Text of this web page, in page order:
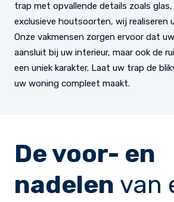
trap met opvallende details zoals
exclusieve houtsoorten, wij realiseren
Onze vakmensen zorgen ervoor dat
aansluit bij uw interieur, maar ook de
een uniek karakter. Laat uw trap de
uw woning compleet maakt.
De voor- en
nadelen van